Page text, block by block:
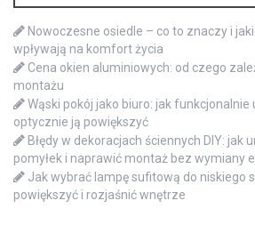
Nowoczesne osiedle – co to znaczy i
wpływają na komfort życia
Cena okien aluminiowych: od czego
montażu
Wąski pokój jako biuro: jak
optycznie ją powiększyć
Błędy w dekoracjach ściennych DIY: jak
pomyłek i naprawić montaż bez wymiany
Jak wybrać lampę sufitową do niskiego
powiększyć i rozjaśnić wnętrze